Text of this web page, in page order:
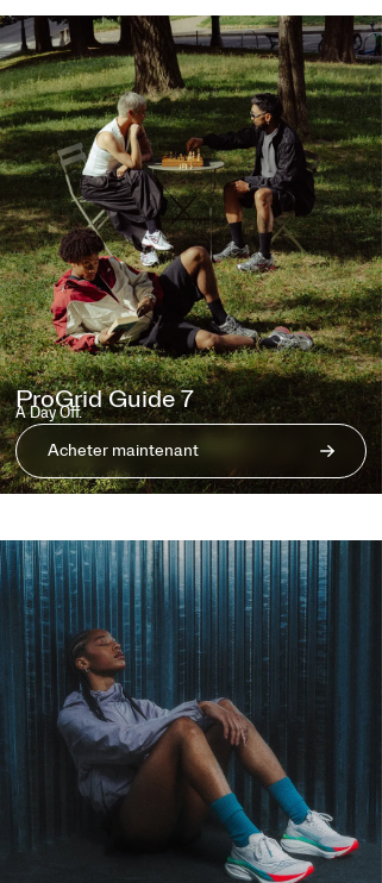
ProGrid Guide 7
A Day Off.
Acheter maintenant